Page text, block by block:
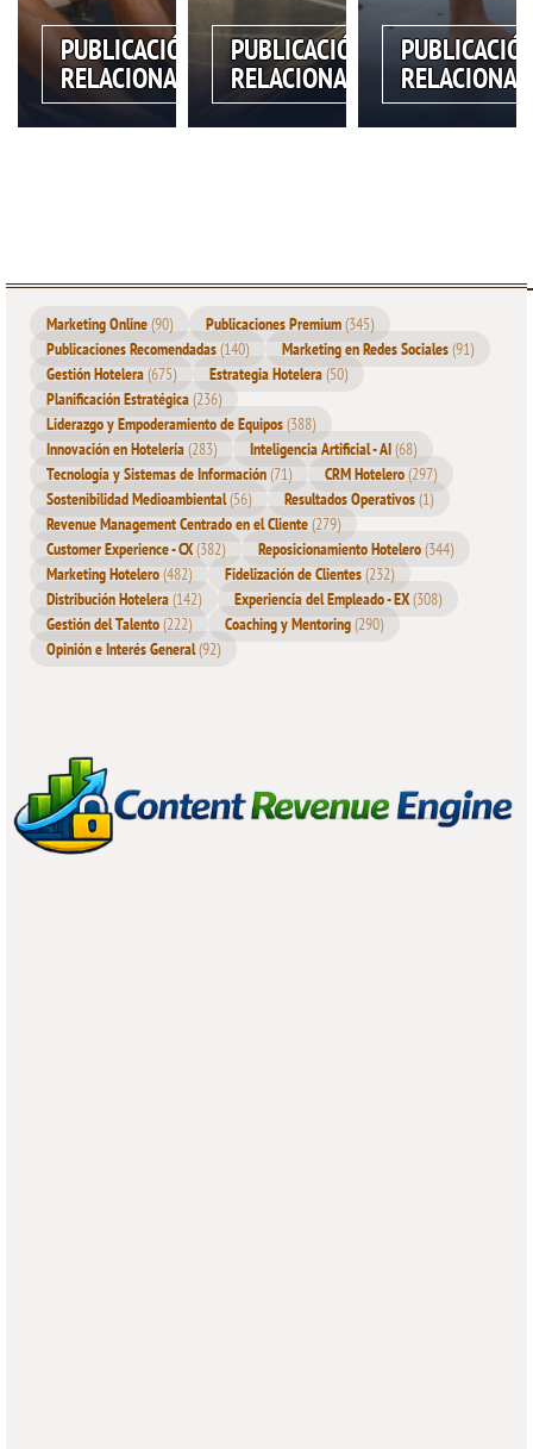
PUBLICACIÓN
RELACIONADA
PUBLICACIÓN
RELACIONADA
Marketing Online(90) Publicaciones Premium(345)
Publicaciones Recomendadas(140) Marketing en Redes Sociales(91)
Gestión Hotelera(675) Estrategia Hotelera(50)
Planificación Estratégica(236)
Liderazgo y Empoderamiento de Equipos(388)
Innovación en Hotelería(283) Inteligencia Artificial - AI(68)
Tecnología y Sistemas de Información(71) CRM Hotelero(297)
Sostenibilidad Medioambiental(56) Resultados Operativos(1)
Revenue Management Centrado en el Cliente(279)
Customer Experience - CX(382) Reposicionamiento Hotelero(344)
Marketing Hotelero(482) Fidelización de Clientes(232)
Distribución Hotelera(142) Experiencia del Empleado - EX(308)
Gestión del Talento(222) Coaching y Mentoring(290)
Opinión e Interés General(92)